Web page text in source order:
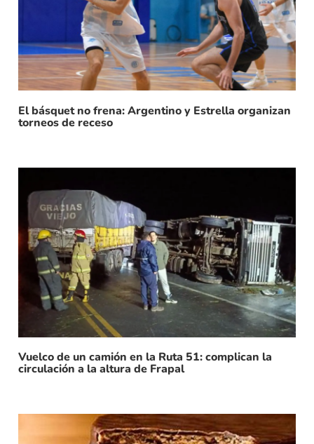
El básquet no frena: Argentino y Estrella organizan
torneos de receso
Vuelco de un camión en la Ruta 51: complican la
circulación a la altura de Frapal